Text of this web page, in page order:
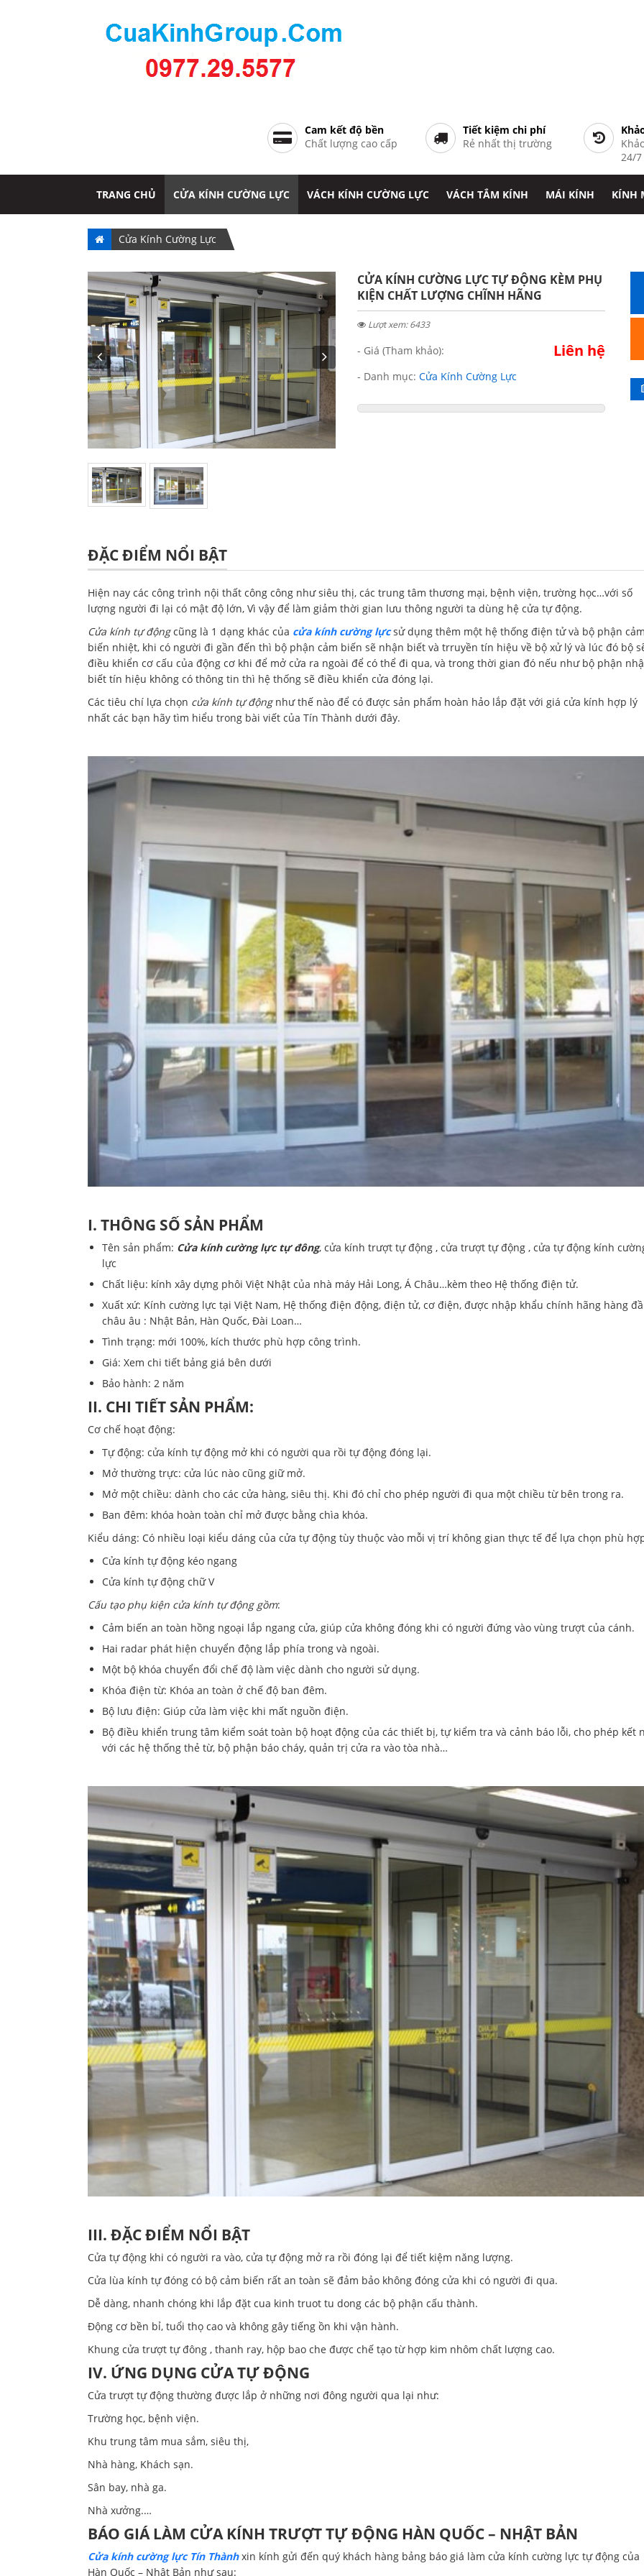
Cam kết độ bền
Chất lượng cao cấp
Tiết kiệm chi phí
Rẻ nhất thị trường
24/7
TRANG CHỦ CỬA KÍNH CƯỜNG LỰC VÁCH KÍNH CƯỜNG LỰC VÁCH TẮM KÍNH MÁI KÍNH KÍNH
Cửa Kính Cường Lực
CỬA KÍNH CƯỜNG LỰC TỰ ĐỘNG KÈM PHỤ
KIỆN CHẤT LƯỢNG CHĨNH HÃNG
Lượt xem: 6433
- Giá (Tham khảo): Liên hệ
- Danh mục: Cửa Kính Cường Lực
ĐẶC ĐIỂM NỔI BẬT
Hiện nay các công trình nội thất công công như siêu thị, các trung tâm thương mại, bệnh viện, trường học…với số
lượng người đi lại có mật độ lớn, Vì vậy để làm giảm thời gian lưu thông người ta dùng hệ cửa tự động.
Cửa kính tự độngcũng là 1 dạng khác của cửa kính cường lựcsử dụng thêm một hệ thống điện tử và bộ phận
biến nhiệt, khi có người đi gần đến thì bộ phận cảm biến sẽ nhận biết và trruyền tín hiệu về bộ xử lý và lúc đó bộ
điều khiển cơ cấu của động cơ khi để mở cửa ra ngoài để có thể đi qua, và trong thời gian đó nếu như bộ phận
biết tín hiệu không có thông tin thì hệ thống sẽ điều khiển cửa đóng lại.
Các tiêu chí lựa chọn cửa kính tự động như thế nào để có được sản phẩm hoàn hảo lắp đặt với giá cửa kính hợp lý
nhất các bạn hãy tìm hiểu trong bài viết của Tín Thành dưới đây.
I. THÔNG SỐ SẢN PHẨM
Tên sản phẩm: Cửa kính cường lực tự đông, cửa kính trượt tự động , cửa trượt tự động , cửa tự động kính
lực
Chất liệu: kính xây dựng phôi Việt Nhật của nhà máy Hải Long, Á Châu…kèm theo Hệ thống điện tử.
Xuất xứ: Kính cường lực tại Việt Nam, Hệ thống điện động, điện tử, cơ điện, được nhập khẩu chính hãng hàng
châu âu : Nhật Bản, Hàn Quốc, Đài Loan…
Tình trạng: mới 100%, kích thước phù hợp công trình.
Giá: Xem chi tiết bảng giá bên dưới
Bảo hành: 2 năm
II. CHI TIẾT SẢN PHẨM:
Cơ chế hoạt động:
Tự động: cửa kính tự động mở khi có người qua rồi tự động đóng lại.
Mở thường trực: cửa lúc nào cũng giữ mở.
Mở một chiều: dành cho các cửa hàng, siêu thị. Khi đó chỉ cho phép người đi qua một chiều từ bên trong ra.
Ban đêm: khóa hoàn toàn chỉ mở được bằng chìa khóa.
Kiểu dáng: Có nhiều loại kiểu dáng của cửa tự động tùy thuộc vào mỗi vị trí không gian thực tế để lựa chọn phù
Cửa kính tự động kéo ngang
Cửa kính tự động chữ V
Cấu tạo phụ kiện cửa kính tự động gồm:
Cảm biến an toàn hồng ngoại lắp ngang cửa, giúp cửa không đóng khi có người đứng vào vùng trượt của cánh.
Hai radar phát hiện chuyển động lắp phía trong và ngoài.
Một bộ khóa chuyển đổi chế độ làm việc dành cho người sử dụng.
Khóa điện từ: Khóa an toàn ở chế độ ban đêm.
Bộ lưu điện: Giúp cửa làm việc khi mất nguồn điện.
Bộ điều khiển trung tâm kiểm soát toàn bộ hoạt động của các thiết bị, tự kiểm tra và cảnh báo lỗi, cho phép kết
với các hệ thống thẻ từ, bộ phận báo cháy, quản trị cửa ra vào tòa nhà…
III. ĐẶC ĐIỂM NỔI BẬT
Cửa tự động khi có người ra vào, cửa tự động mở ra rồi đóng lại để tiết kiệm năng lượng.
Cửa lùa kính tự đóng có bộ cảm biến rất an toàn sẽ đảm bảo không đóng cửa khi có người đi qua.
Dễ dàng, nhanh chóng khi lắp đặt cua kinh truot tu dong các bộ phận cấu thành.
Động cơ bền bỉ, tuổi thọ cao và không gây tiếng ồn khi vận hành.
Khung cửa trượt tự đông , thanh ray, hộp bao che được chế tạo từ hợp kim nhôm chất lượng cao.
IV. ỨNG DỤNG CỬA TỰ ĐỘNG
Cửa trượt tự động thường được lắp ở những nơi đông người qua lại như:
Trường học, bệnh viện.
Khu trung tâm mua sắm, siêu thị,
Nhà hàng, Khách sạn.
Sân bay, nhà ga.
Nhà xưởng.…
BÁO GIÁ LÀM CỬA KÍNH TRƯỢT TỰ ĐỘNG HÀN QUỐC – NHẬT BẢN
Cửa kính cường lực Tín Thànhxin kính gửi đến quý khách hàng bảng báo giá làm cửa kính cường lực tự động của
Hàn Quốc – Nhật Bản như sau: